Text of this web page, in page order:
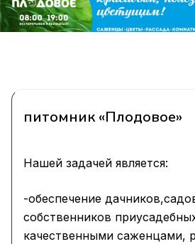
питомник «Плодовое»
Нашей задачей является:
-обеспечение
собственников
качественными саженцами,